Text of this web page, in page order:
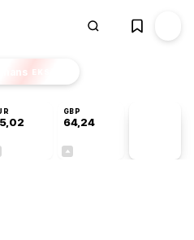
Finans EKSTRA
GBP
64,24